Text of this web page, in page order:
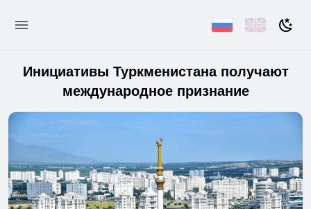
Инициативы Туркменистана получают
международное признание